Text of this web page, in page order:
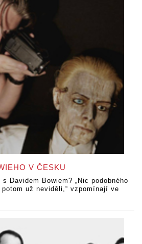
V ČESKU
Davidem Bowiem? „Nic podobného
už neviděli,“ vzpomínají ve